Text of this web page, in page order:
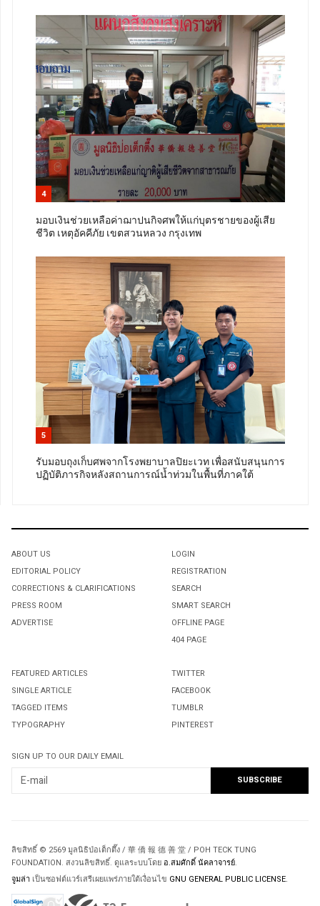
4
มอบเงินช่วยเหลือค่าฌาปนกิจศพให้แก่บุตรชายของผู้เสีย
ชีวิต เหตุอัคคีภัย เขตสวนหลวง กรุงเทพ
5
รับมอบถุงเก็บศพจากโรงพยาบาลปิยะเวท เพื่อสนับสนุนการ
ปฏิบัติภารกิจหลังสถานการณ์น้ำท่วมในพื้นที่ภาคใต้
ABOUT US
EDITORIAL POLICY
CORRECTIONS & CLARIFICATIONS
PRESS ROOM
ADVERTISE
LOGIN
REGISTRATION
SEARCH
SMART SEARCH
OFFLINE PAGE
404 PAGE
FEATURED ARTICLES
SINGLE ARTICLE
TAGGED ITEMS
TYPOGRAPHY
TWITTER
FACEBOOK
TUMBLR
PINTEREST
SIGN UP TO OUR DAILY EMAIL
ลิขสิทธิ์ © 2569 มูลนิธิป่อเต็กตึ๊ง / 華 僑 報 德 善 堂 / POH TECK TUNG
FOUNDATION. สงวนลิขสิทธิ์. ดูแลระบบโดย อ.สมศักดิ์ นัคลาจารย์.
จูมล่า เป็นซอฟต์แวร์เสรีเผยแพร่ภายใต้เงื่อนไข GNU GENERAL PUBLIC LICENSE.